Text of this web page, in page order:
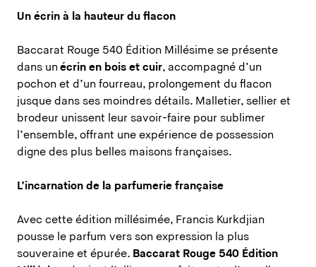
Un écrin à la hauteur du flacon
Baccarat Rouge 540 Édition Millésime se présente
dans unécrin en bois et cuir, accompagné d’un
pochon et d’un fourreau, prolongement du flacon
jusque dans ses moindres détails. Malletier, sellier et
brodeur unissent leur savoir-faire pour sublimer
l’ensemble, offrant une expérience de possession
digne des plus belles maisons françaises.
L’incarnation de la parfumerie française
Avec cette édition millésimée, Francis Kurkdjian
pousse le parfum vers son expression la plus
souveraine et épurée. Baccarat Rouge 540 Édition